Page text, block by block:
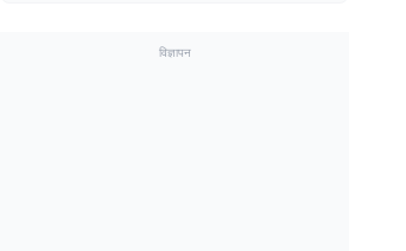
विज्ञापन